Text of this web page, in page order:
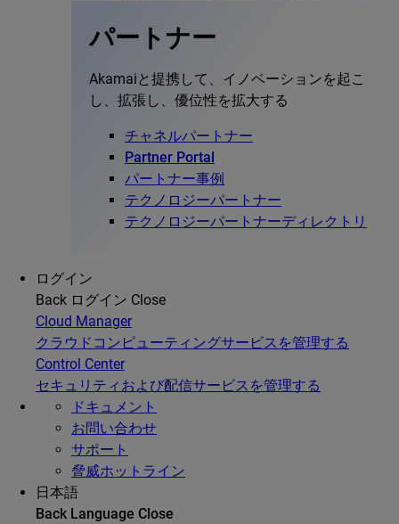
パートナー
Akamaiと提携して、イノベーションを起こ
し、拡張し、優位性を拡大する
チャネルパートナー
Partner Portal
パートナー事例
テクノロジーパートナー
テクノロジーパートナーディレクトリ
ログイン
Back ログイン Close
Cloud Manager
クラウドコンピューティングサービスを管理する
Control Center
セキュリティおよび配信サービスを管理する
ドキュメント
お問い合わせ
サポート
脅威ホットライン
日本語
Back Language Close